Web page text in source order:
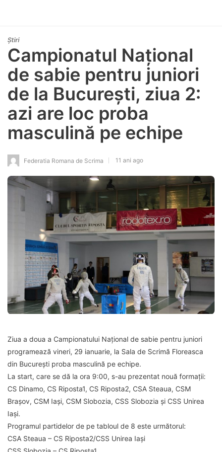
Știri
Campionatul Național
de sabie pentru juniori
de la București, ziua 2:
azi are loc proba
masculină pe echipe
Federatia Romana de Scrima 11 ani ago
Ziua a doua a Campionatului Național de sabie pentru juniori
programează vineri, 29 ianuarie, la Sala de Scrimă Floreasca
din București proba masculină pe echipe.
La start, care se dă la ora 9:00, s-au prezentat nouă formații:
CS Dinamo, CS Riposta1, CS Riposta2, CSA Steaua, CSM
Brașov, CSM Iași, CSM Slobozia, CSS Slobozia și CSS Unirea
Iași.
Programul partidelor de pe tabloul de 8 este următorul:
CSA Steaua – CS Riposta2/CSS Unirea Iași